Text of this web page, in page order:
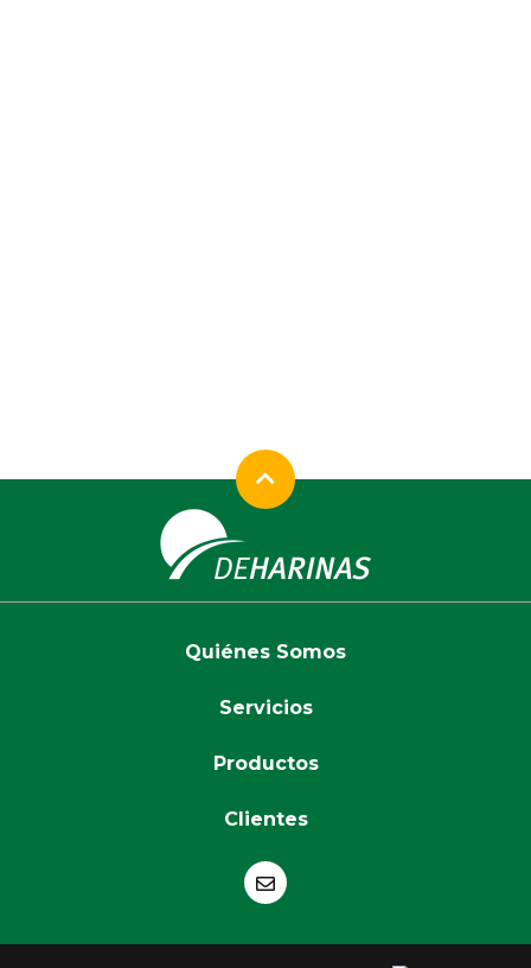
Quiénes Somos
Servicios
Productos
Clientes